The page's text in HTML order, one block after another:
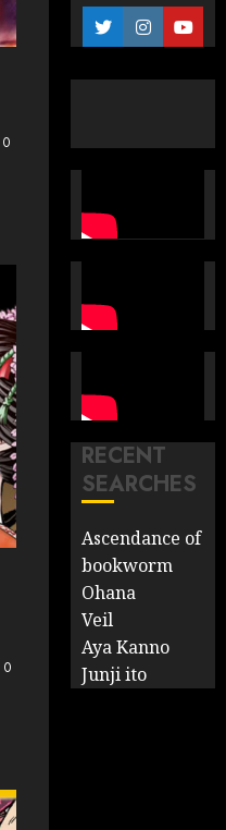
0
0
RECENT
SEARCHES
Ascendance of
bookworm
Ohana
Veil
Aya Kanno
Junji ito